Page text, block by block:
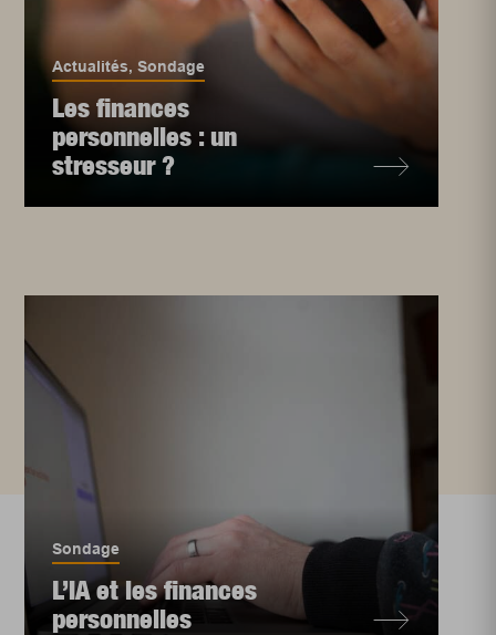
Actualités,Sondage
Les finances
personnelles : un
stresseur ?
Sondage
L’IA et les finances
personnelles